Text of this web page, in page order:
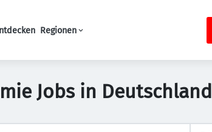
Regionen
Jobs in Deutschland